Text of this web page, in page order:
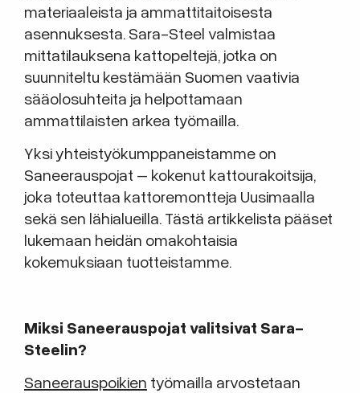
materiaaleista ja ammattitaitoisesta
asennuksesta. Sara-Steel valmistaa
mittatilauksena kattopeltejä, jotka on
suunniteltu kestämään Suomen vaativia
sääolosuhteita ja helpottamaan
ammattilaisten arkea työmailla.
Yksi yhteistyökumppaneistamme on
Saneerauspojat – kokenut kattourakoitsija,
joka toteuttaa kattoremontteja Uusimaalla
sekä sen lähialueilla. Tästä artikkelista pääset
lukemaan heidän omakohtaisia
kokemuksiaan tuotteistamme.
Miksi Saneerauspojat valitsivat Sara-
Steelin?
Saneerauspoikien työmailla arvostetaan